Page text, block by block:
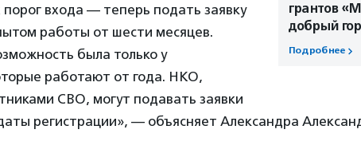
грантов
добрый
Подробнее
порог входа — теперь подать заявку
работы от шести месяцев.
была только у
работают от года. НКО,
СВО, могут подавать заявки
регистрации», — объясняет Александра